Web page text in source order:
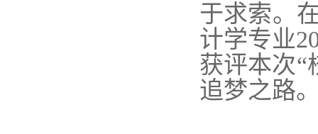
于求索。
计学专业
获评本次“
追梦之路